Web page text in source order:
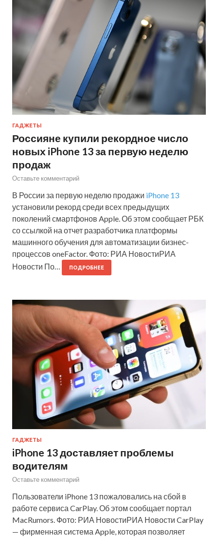
ГАДЖЕТЫ
Россияне купили рекордное число
новых iPhone 13 за первую неделю
продаж
Оставьте комментарий
В России за первую неделю продажи iPhone 13
установили рекорд среди всех предыдущих
поколений смартфонов Apple. Об этом сообщает РБК
со ссылкой на отчет разработчика платформы
машинного обучения для автоматизации бизнес-
процессов oneFactor. Фото: РИА НовостиРИА
Новости По…
ПОДРОБНЕЕ
ГАДЖЕТЫ
iPhone 13 доставляет проблемы
водителям
Оставьте комментарий
Пользователи iPhone 13 пожаловались на сбой в
работе сервиса CarPlay. Об этом сообщает портал
MacRumors. Фото: РИА НовостиРИА Новости CarPlay
— фирменная система Apple, которая позволяет